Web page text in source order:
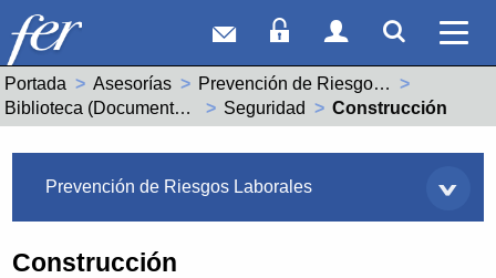
Correo webAcceso Socios
Acceso
Portada Asesorías
Prevención de Riesgos Laborales
Biblioteca (Documentos de interés)
Seguridad Actual:
Construcción
Prevención de Riesgos Laborales
Construcción